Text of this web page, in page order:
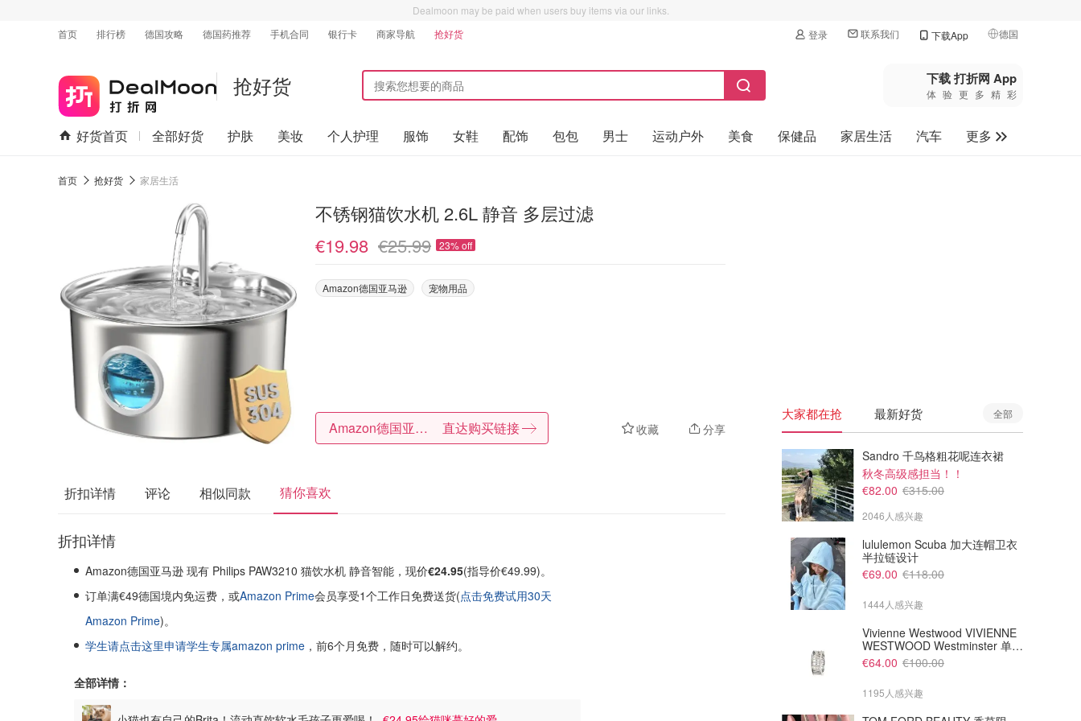
Dealmoon may be paid when users buy items via our links.
首页
排行榜 德国攻略 德国药推荐 手机合同 银行卡 商家导航 抢好货 登录 联系我们 下载App 德国
🇺🇸美国
🇨🇳中国
🇨🇦加拿大
抢好货 下载 打折网 App
体验更多精彩
好货首页 全部好货 护肤 美妆 个人护理 服饰 女鞋 配饰 包包 男士 运动户外 美食 保健品 家居生活 汽车
更多
首页 抢好货 家居生活
不锈钢猫饮水机 2.6L 静音 多层过滤
€19.98 €25.99 23% off
Amazon德国亚马逊 宠物用品
收藏 分享
Amazon德国亚马逊 直达购买链接
折扣详情 评论 相似同款 猜你喜欢
折扣详情
Amazon德国亚马逊 现有 Philips PAW3210 猫饮水机 静音智能，现价€24.95(指导价€49.99)。
订单满€49德国境内免运费，或Amazon Prime会员享受1个工作日免费送货(点击免费试用30天
Amazon Prime)。
学生请点击这里申请学生专属amazon prime ，前6个月免费，随时可以解约。
全部详情：
大家都在抢 最新好货 全部
Sandro 千鸟格粗花呢连衣裙
秋冬高级感担当！！
€82.00 €315.00
2046人感兴趣
lululemon Scuba 加大连帽卫衣
半拉链设计
€69.00 €118.00
1444人感兴趣
Vivienne Westwood VIVIENNE
WESTWOOD Westminster 单只
耳环
€64.00 €100.00
1195人感兴趣